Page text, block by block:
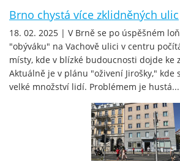
Brno chystá více zklidněných ulic
18. 02. 2025 | V Brně se po úspěšném
"obýváku" na Vachově ulici v centru
místy, kde v blízké budoucnosti dojde ke
Aktuálně je v plánu "oživení Jirošky," kde
velké množství lidí. Problémem je hustá...